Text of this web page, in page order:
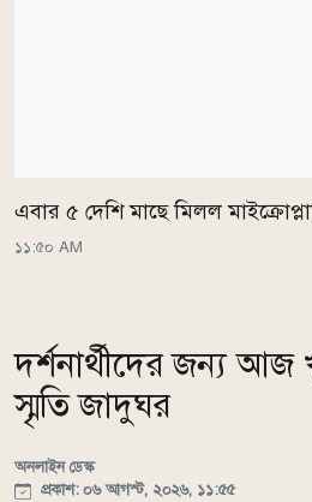
এবার ৫ দেশি মাছে মিলল
১১:৫০ AM
দর্শনার্থীদের জন্য
স্মৃতি জাদুঘর
অনলাইন ডেস্ক
প্রকাশ: ০৬ আগস্ট, ২০২৬, ১১:৫৫